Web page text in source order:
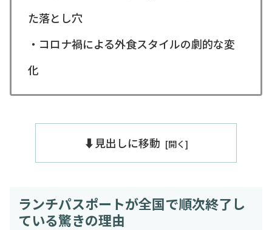
た落とし穴
・コロナ禍による外食スタイルの劇的な変
化
⬇️見出しに移動
ランチパスポートが全国で順次終了し
ている驚きの理由